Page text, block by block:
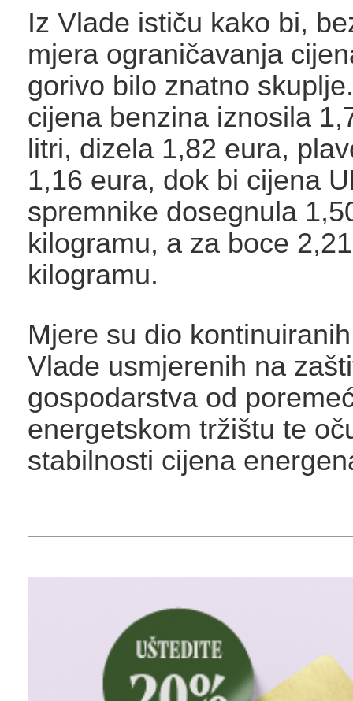
Iz Vlade ističu kako bi,
mjera ograničavanja
gorivo bilo znatno
cijena benzina iznosila
litri, dizela 1,82 eura,
1,16 eura, dok bi cijena
spremnike dosegnula
kilogramu, a za boce
kilogramu.
Mjere su dio
Vlade usmjerenih na
gospodarstva od
energetskom tržištu te
stabilnosti cijena